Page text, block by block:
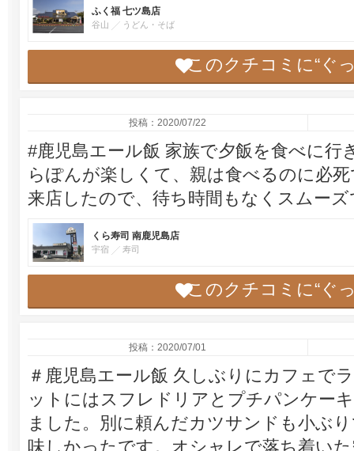
ふく福 七ツ島店
谷山 うどん・そば
このクチコミに“ぐ
投稿：2020/07/22
#鹿児島エール飯 家族で夕飯を食べに行
らぽんが楽しくて、親は食べるのに必
来店したので、待ち時間もなくスムー
くら寿司 南鹿児島店
宇宿 寿司
このクチコミに“ぐ
投稿：2020/07/01
＃鹿児島エール飯 久しぶりにカフェで
ットにはスフレドリアとプチパンケー
ました。別に頼んだカツサンドも小ぶ
味しかったです。オシャレで落ち着い